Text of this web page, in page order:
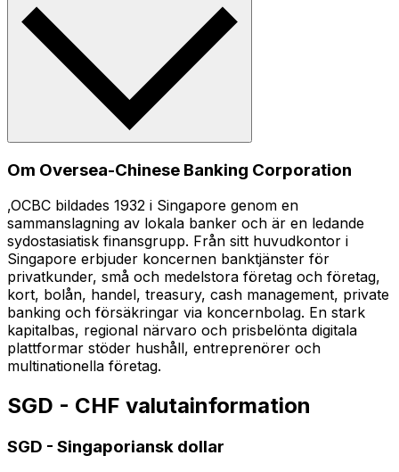
Om Oversea-Chinese Banking Corporation
,OCBC bildades 1932 i Singapore genom en
sammanslagning av lokala banker och är en ledande
sydostasiatisk finansgrupp. Från sitt huvudkontor i
Singapore erbjuder koncernen banktjänster för
privatkunder, små och medelstora företag och företag,
kort, bolån, handel, treasury, cash management, private
banking och försäkringar via koncernbolag. En stark
kapitalbas, regional närvaro och prisbelönta digitala
plattformar stöder hushåll, entreprenörer och
multinationella företag.
SGD - CHF valutainformation
SGD - Singaporiansk dollar